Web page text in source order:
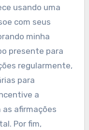
para atletas
clareza,
usando uma
com seus
minha